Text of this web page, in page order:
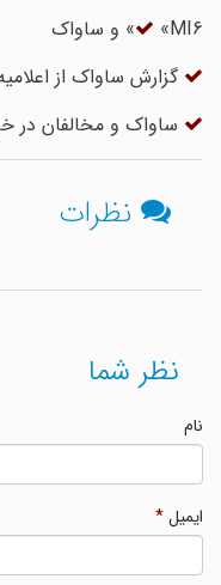
«MI6» و ساواک
گزارش ساواک از اعلامیه
ساواک و مخالفان در
نظرات
نظر شما
ایمیل*